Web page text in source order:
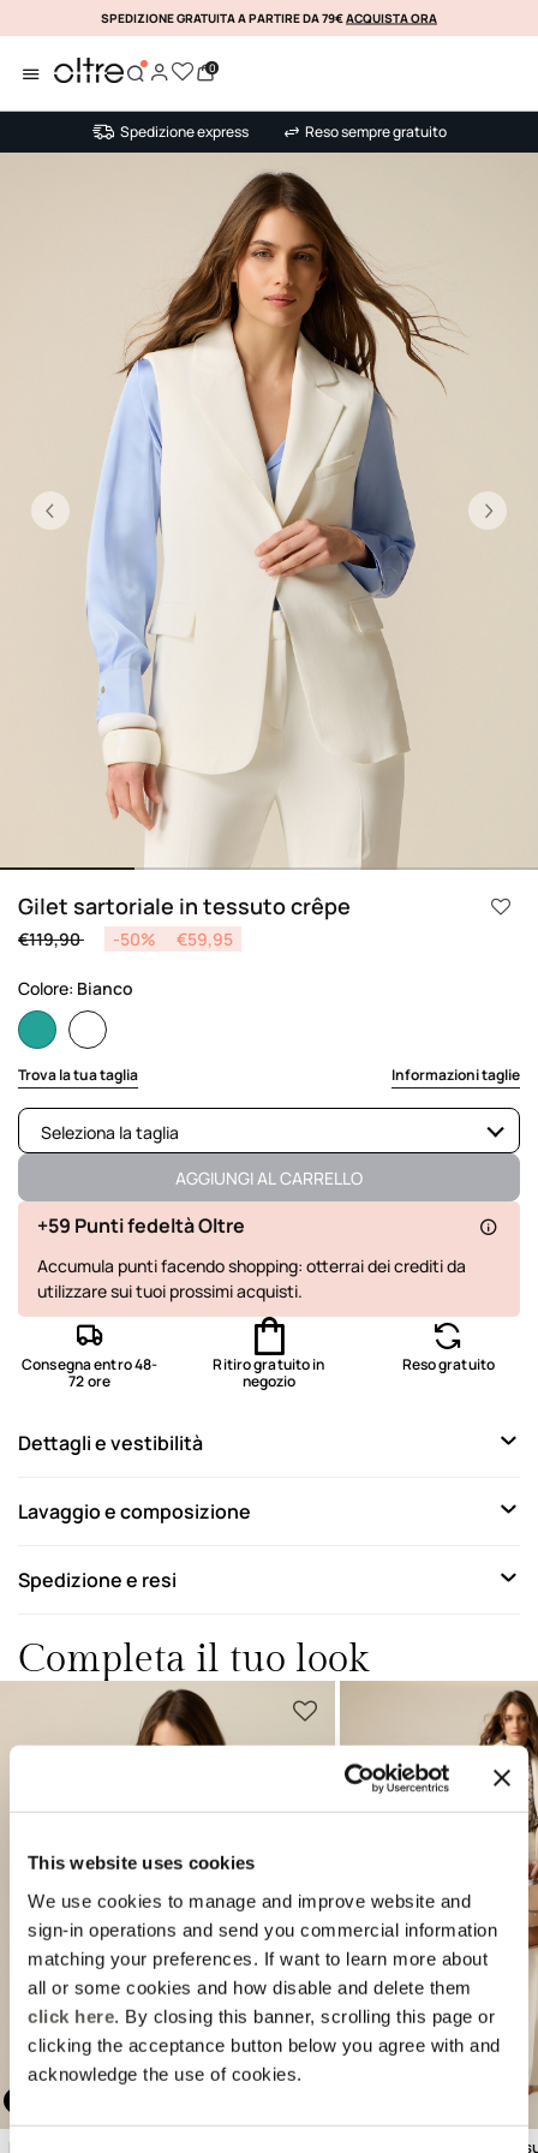
This website uses cookies
We use cookies to manage and improve website and
sign-in operations and send you commercial information
matching your preferences. If want to learn more about
all or some cookies and how disable and delete them
click here. By closing this banner, scrolling this page or
clicking the acceptance button below you agree with and
acknowledge the use of cookies.
KLARNA
SPEDIZIONE GRATUITA A PARTIRE DA 79€ACQUISTA ORA
0
Spedizione express Reso sempre gratuito
Precedente
Gilet sartoriale in tessuto crêpe
Price reduced from
€119,90to -50% €59,95
Colore: Bianco
selected
Trova la tua taglia Informazioni taglie
Seleziona la taglia
Disponibile
Disponibile
Disponibile
Disponibile
AGGIUNGI AL CARRELLO
+59 Punti fedeltà Oltre
Accumula punti facendo shopping: otterrai dei crediti da
utilizzare sui tuoi prossimi acquisti.
Consegna entro 48-
72 ore
Ritiro gratuito in
negozio
Reso gratuito
Dettagli e vestibilità
Lavaggio e composizione
Spedizione e resi
Completa il tuo look
Pantaloni palazzo in
Previous Next